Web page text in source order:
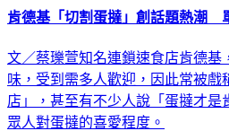
肯德基「切割蛋撻」創話題熱潮
文／蔡瓅萱知名連鎖速食店肯德基
味，受到需多人歡迎，因此常被戲
店」，甚至有不少人說「蛋撻才是
眾人對蛋撻的喜愛程度。